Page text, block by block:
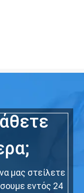
μας στείλετε
εντός 24